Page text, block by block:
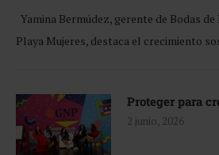
Yamina Bermúdez, gerente de Bodas
Playa Mujeres, destaca el crecimiento
Proteger para
2 junio, 2026